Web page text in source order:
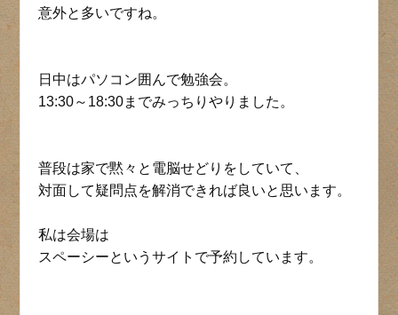
意外と多いですね。
日中はパソコン囲んで勉強会。
13:30～18:30までみっちりやりました。
普段は家で黙々と電脳せどりをしていて、
対面して疑問点を解消できれば良いと思います。
私は会場は
スペーシーというサイトで予約しています。